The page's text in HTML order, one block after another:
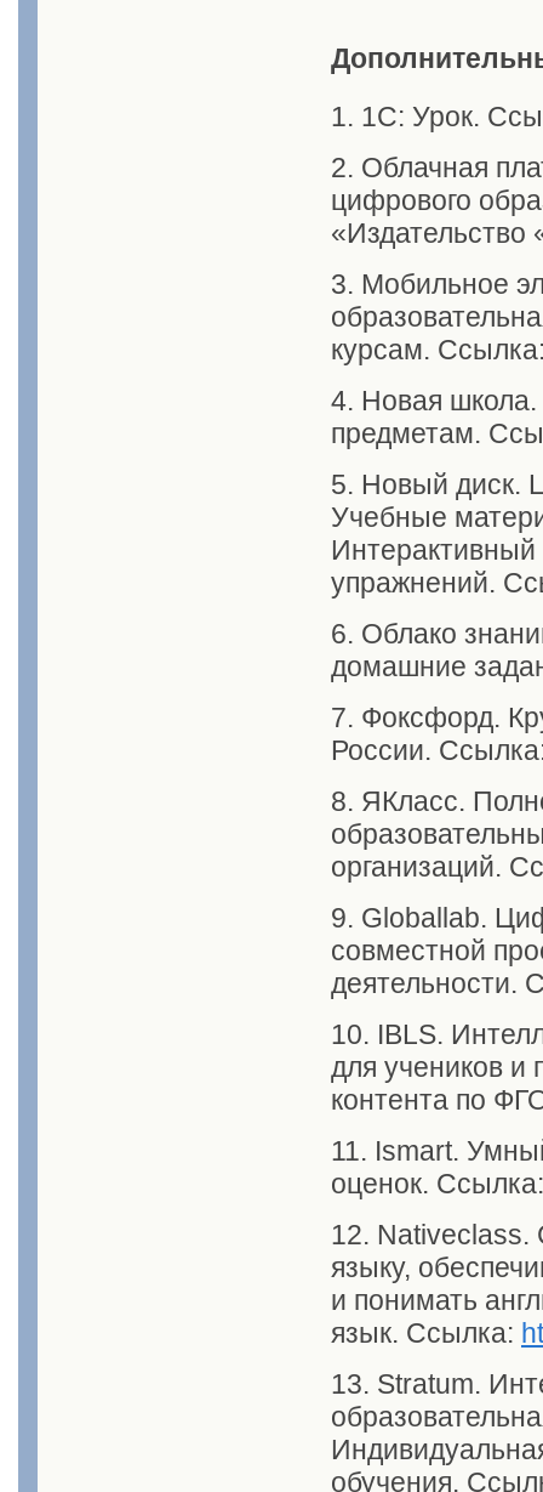
1. 1С: Урок.
2. Облачная
цифрового
3. Мобильное
курсам.
4. Новая школа.
предметам.
5. Новый диск.
Учебные
Интерактивный
упражнений.
6. Облако
домашние
7. Фоксфорд.
России.
8. ЯКласс.
организаций.
9. Globallab.
совместной
деятельности.
10. IBLS.
для учеников и
контента по
11. Ismart.
оценок.
12. Nativeclass.
языку,
и понимать
язык. Ссылка:
13. Stratum.
обучения.